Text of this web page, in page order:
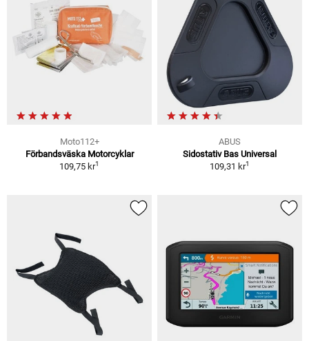
Moto112+
Förbandsväska Motorcyklar
109,75 kr1
ABUS
Sidostativ Bas Universal
109,31 kr1